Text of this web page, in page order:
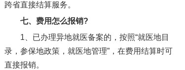
跨省直接结算服务。
七、费用怎么报销?
1、已办理异地就医备案的，按照“就医地目
录，参保地政策，就医地管理”，在费用结算时可
直接报销。